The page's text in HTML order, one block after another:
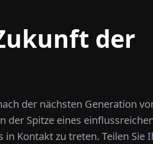
der
der nächsten Generation
der Spitze eines
Kontakt zu treten. Teilen Sie